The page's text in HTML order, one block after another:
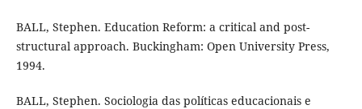
BALL, Stephen. Education Reform: a critical and post-
structural approach. Buckingham: Open University Press,
1994.
BALL, Stephen. Sociologia das políticas educacionais e